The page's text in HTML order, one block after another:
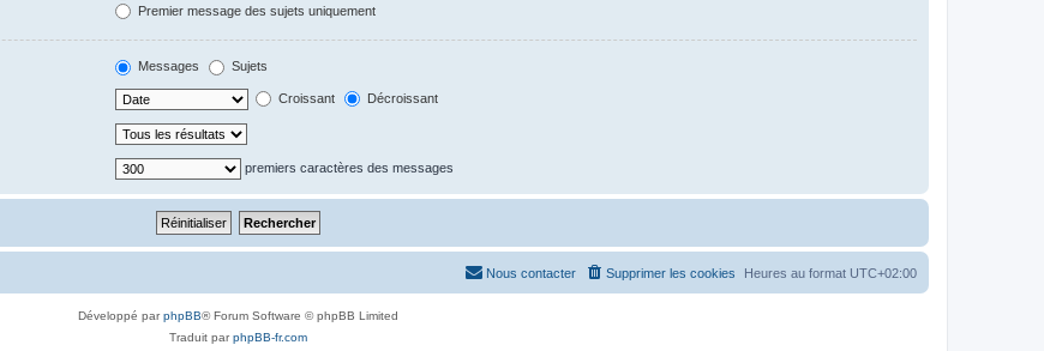
Premier message des sujets uniquement
Messages Sujets
Croissant Décroissant
premiers caractères des messages
Heures au format UTC+02:00
Supprimer les cookies
Nous contacter
Développé parphpBB® Forum Software © phpBB Limited
Traduit parphpBB-fr.com